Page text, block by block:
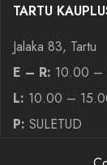
TARTU
Jalaka 83, Tartu
E – R: 10.00 –
L: 10.00 –
P: SULETUD